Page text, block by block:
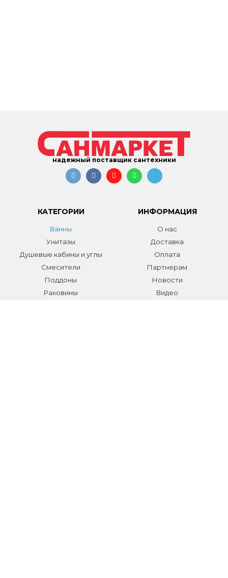
надежный поставщик сантехники
КАТЕГОРИИ
Ванны
Унитазы
Душевые кабины и углы
Смесители
Поддоны
Раковины
ИНФОРМАЦИЯ
О нас
Доставка
Оплата
Партнерам
Новости
Видео